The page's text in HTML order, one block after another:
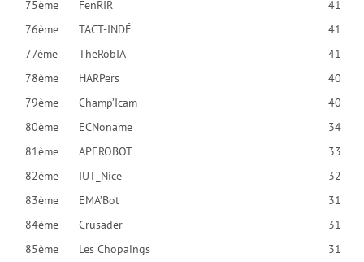
75ème
FenRIR
41
76ème
TACT-INDÉ
41
77ème
TheRobIA
41
78ème
HARPers
40
79ème
Champ’Icam
40
80ème
ECNoname
34
81ème
APEROBOT
33
82ème
IUT_Nice
32
83ème
EMA’Bot
31
84ème
Crusader
31
85ème
Les Chopaings
31